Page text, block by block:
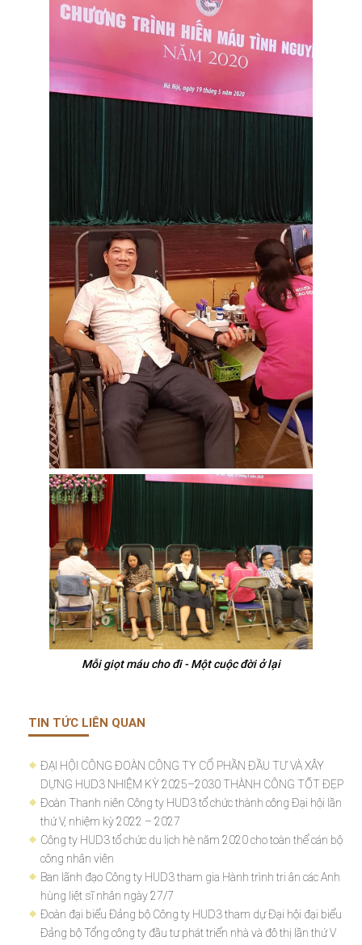
Mỗi giọt máu cho đi - Một cuộc đời ở lại
TIN TỨC LIÊN QUAN
ĐẠI HỘI CÔNG ĐOÀN CÔNG TY CỔ PHẦN ĐẦU TƯ VÀ XÂY
DỰNG HUD3 NHIỆM KỲ 2025–2030 THÀNH CÔNG TỐT ĐẸP
Đoàn Thanh niên Công ty HUD3 tổ chức thành công Đại hội lần
thứ V, nhiệm kỳ 2022 – 2027
Công ty HUD3 tổ chức du lịch hè năm 2020 cho toàn thể cán bộ
công nhân viên
Ban lãnh đạo Công ty HUD3 tham gia Hành trình tri ân các Anh
hùng liệt sĩ nhân ngày 27/7
Đoàn đại biểu Đảng bộ Công ty HUD3 tham dự Đại hội đại biểu
Đảng bộ Tổng công ty đầu tư phát triển nhà và đô thị lần thứ V